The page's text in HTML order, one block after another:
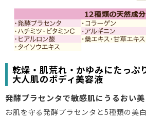
乾燥・肌荒れ・かゆみにたっぷ
大人肌のボディ美容液
発酵プラセンタで敏感肌にうるおい美
お肌を守る発酵プラセンタと5種類の美